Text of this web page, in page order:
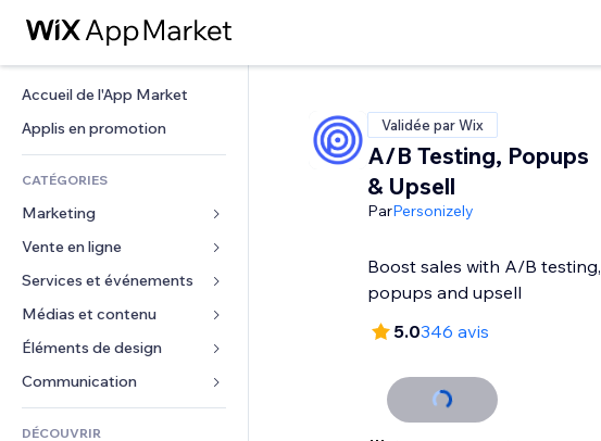
Accueil de l'App Market
Applis en promotion
CATÉGORIES
Marketing
Publicités
Mobile
Données analytiques
Réseaux sociaux
Classement de sites
Vente en ligne
Applis pour les boutiques
Expédition et livraison
Boutons Vente
Comptabilité
Services et événements
Hôtels
Événements
Restaurants
Immobilier
Réservations
Médias et contenu
Galerie
Musique
Podcasts
Photographie
Éléments de design
Cartes et navigation
Confidentialité
Formulaires
DÉCOUVRIR
Validée par Wix
A/B Testing, Popups
& Upsell
ParPersonizely
Boost sales with A/B testing,
popups and upsell
5.0346 avis